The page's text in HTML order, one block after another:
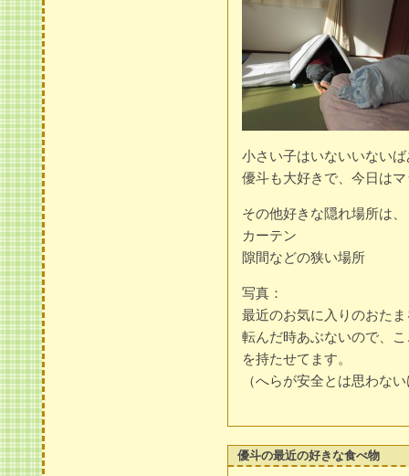
小さい子はいないいない
優斗も大好きで、今日は
その他好きな隠れ場所は、
カーテン
隙間などの狭い場所
写真：
最近のお気に入りのおた
転んだ時あぶないので、
を持たせてます。
（へらが安全とは思わな
優斗の最近の好きな食べ物